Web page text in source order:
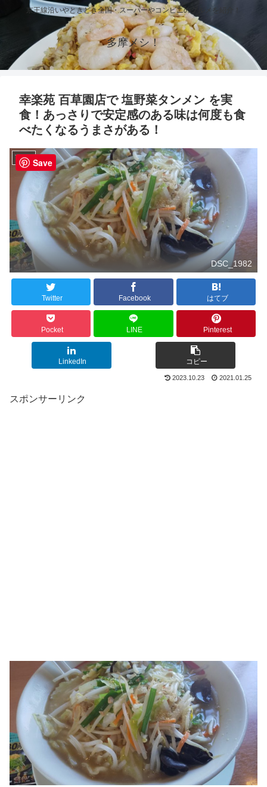
京王線沿いやときどき全国・スーパーやコンビニのグルメを紹介！
多摩メシ！
幸楽苑 百草園店で 塩野菜タンメン を実
食！あっさりで安定感のある味は何度も食
べたくなるうまさがある！
百草園
DSC_1982
Twitter Facebook はてブ
Pocket LINE Pinterest
LinkedIn コピー
2023.10.23 2021.01.25
スポンサーリンク
Save